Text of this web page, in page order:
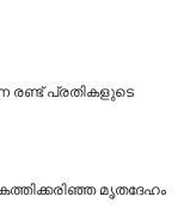
രണ്ട് പ്രതികളുടെ
മൃതദേഹം